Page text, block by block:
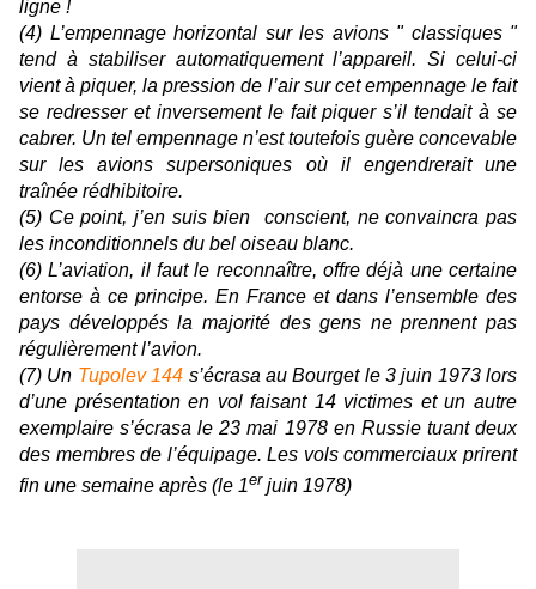
ligne !
(4) L’empennage horizontal sur les avions " classiques "
tend à stabiliser automatiquement l’appareil. Si celui-ci
vient à piquer, la pression de l’air sur cet empennage le fait
se redresser et inversement le fait piquer s’il tendait à se
cabrer. Un tel empennage n’est toutefois guère concevable
sur les avions supersoniques où il engendrerait une
traînée rédhibitoire.
(5) Ce point, j’en suis bien conscient, ne convaincra pas
les inconditionnels du bel oiseau blanc.
(6) L’aviation, il faut le reconnaître, offre déjà une certaine
entorse à ce principe. En France et dans l’ensemble des
pays développés la majorité des gens ne prennent pas
régulièrement l’avion.
(7) Un Tupolev 144 s’écrasa au Bourget le 3 juin 1973 lors
d’une présentation en vol faisant 14 victimes et un autre
exemplaire s’écrasa le 23 mai 1978 en Russie tuant deux
des membres de l’équipage. Les vols commerciaux prirent
fin une semaine après (le 1er juin 1978)